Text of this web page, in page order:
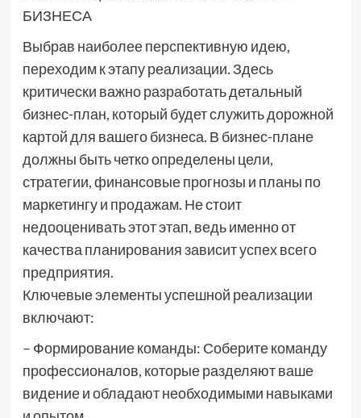
БИЗНЕСА
Выбрав наиболее перспективную идею,
переходим к этапу реализации. Здесь
критически важно разработать детальный
бизнес-план, который будет служить дорожной
картой для вашего бизнеса. В бизнес-плане
должны быть четко определены цели,
стратегии, финансовые прогнозы и планы по
маркетингу и продажам. Не стоит
недооценивать этот этап, ведь именно от
качества планирования зависит успех всего
предприятия.
Ключевые элементы успешной реализации
включают:
– Формирование команды: Соберите команду
профессионалов, которые разделяют ваше
видение и обладают необходимыми навыками